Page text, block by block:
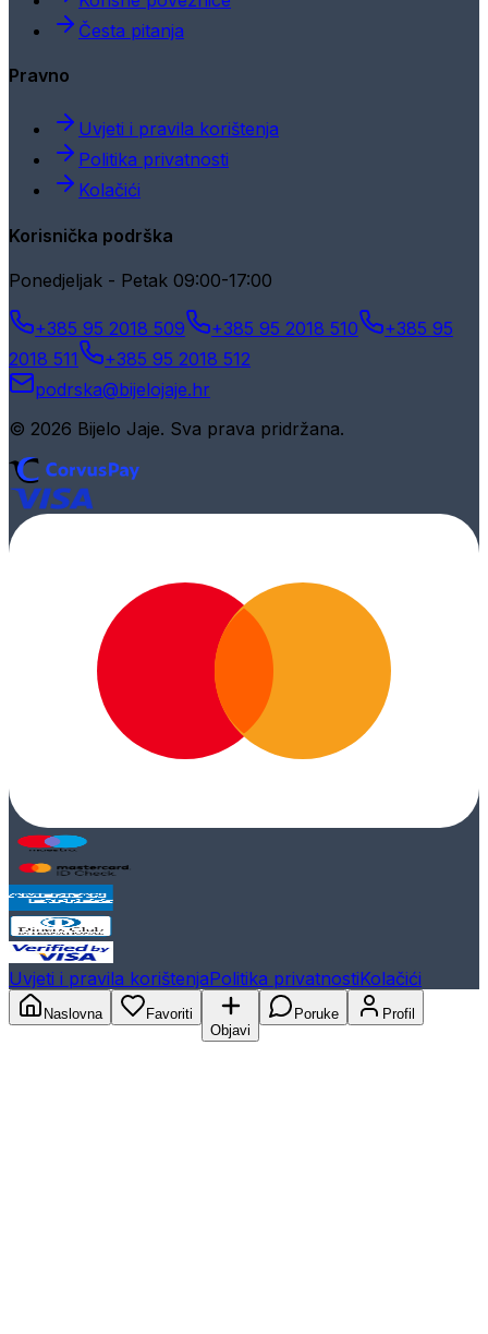
Česta pitanja
Pravno
Uvjeti i pravila korištenja
Politika privatnosti
Kolačići
Korisnička podrška
Ponedjeljak - Petak 09:00-17:00
+385 95 2018 509 +385 95 2018 510
+385 95
2018 511
+385 95 2018 512
podrska@bijelojaje.hr
© 2026 Bijelo Jaje. Sva prava pridržana.
Uvjeti i pravila korištenjaPolitika privatnostiKolačići
Naslovna
Favoriti
Objavi
Poruke Profil